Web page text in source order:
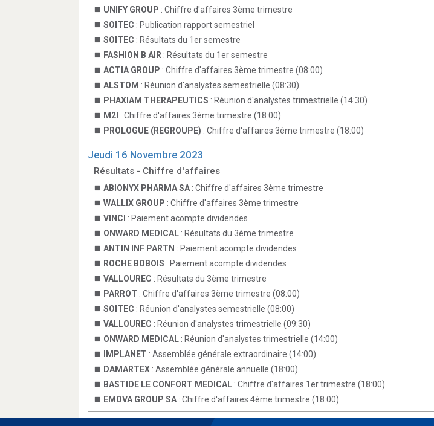
UNIFY GROUP : Chiffre d'affaires 3ème trimestre
SOITEC : Publication rapport semestriel
SOITEC : Résultats du 1er semestre
FASHION B AIR : Résultats du 1er semestre
ACTIA GROUP : Chiffre d'affaires 3ème trimestre (08:00)
ALSTOM : Réunion d'analystes semestrielle (08:30)
PHAXIAM THERAPEUTICS : Réunion d'analystes trimestrielle (14:30)
M2I : Chiffre d'affaires 3ème trimestre (18:00)
PROLOGUE (REGROUPE) : Chiffre d'affaires 3ème trimestre (18:00)
Jeudi 16 Novembre 2023
Résultats - Chiffre d'affaires
ABIONYX PHARMA SA : Chiffre d'affaires 3ème trimestre
WALLIX GROUP : Chiffre d'affaires 3ème trimestre
VINCI : Paiement acompte dividendes
ONWARD MEDICAL : Résultats du 3ème trimestre
ANTIN INF PARTN : Paiement acompte dividendes
ROCHE BOBOIS : Paiement acompte dividendes
VALLOUREC : Résultats du 3ème trimestre
PARROT : Chiffre d'affaires 3ème trimestre (08:00)
SOITEC : Réunion d'analystes semestrielle (08:00)
VALLOUREC : Réunion d'analystes trimestrielle (09:30)
ONWARD MEDICAL : Réunion d'analystes trimestrielle (14:00)
IMPLANET : Assemblée générale extraordinaire (14:00)
DAMARTEX : Assemblée générale annuelle (18:00)
BASTIDE LE CONFORT MEDICAL : Chiffre d'affaires 1er trimestre (18:00)
EMOVA GROUP SA : Chiffre d'affaires 4ème trimestre (18:00)